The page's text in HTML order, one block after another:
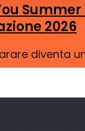
2026
diventa